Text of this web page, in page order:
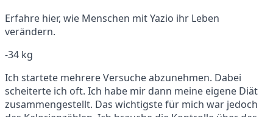
Erfahre hier, wie Menschen mit Yazio ihr Leben
verändern.
-34 kg
Ich startete mehrere Versuche abzunehmen. Dabei
scheiterte ich oft. Ich habe mir dann meine eigene Diät
zusammengestellt. Das wichtigste für mich war jedoch